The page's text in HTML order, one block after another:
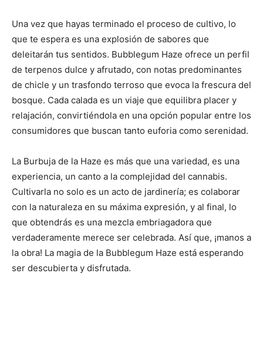
Una vez que hayas terminado el proceso de cultivo, lo
que te espera es una explosión de sabores que
deleitarán tus sentidos. Bubblegum Haze ofrece un perfil
de terpenos dulce y afrutado, con notas predominantes
de chicle y un trasfondo terroso que evoca la frescura del
bosque. Cada calada es un viaje que equilibra placer y
relajación, convirtiéndola en una opción popular entre los
consumidores que buscan tanto euforia como serenidad.
La Burbuja de la Haze es más que una variedad, es una
experiencia, un canto a la complejidad del cannabis.
Cultivarla no solo es un acto de jardinería; es colaborar
con la naturaleza en su máxima expresión, y al final, lo
que obtendrás es una mezcla embriagadora que
verdaderamente merece ser celebrada. Así que, ¡manos a
la obra! La magia de la Bubblegum Haze está esperando
ser descubierta y disfrutada.